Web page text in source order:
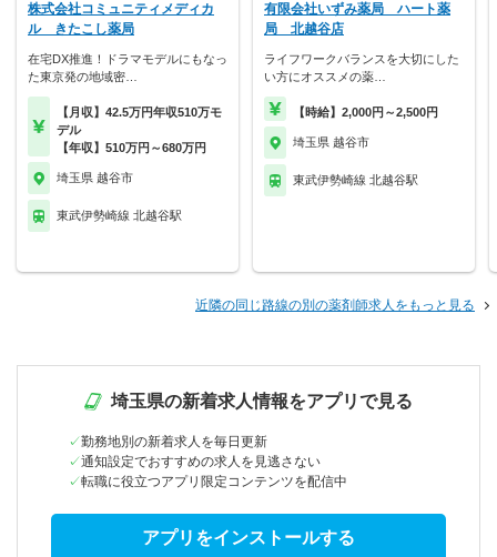
株式会社コミュニティメディカ
ル きたこし薬局
在宅DX推進！ドラマモデルにもなっ
た東京発の地域密…
【月収】42.5万円年収510万モ
デル
【年収】510万円～680万円
埼玉県 越谷市
東武伊勢崎線 北越谷駅
有限会社いずみ薬局 ハート薬
局 北越谷店
ライフワークバランスを大切にした
い方にオススメの薬…
【時給】2,000円～2,500円
埼玉県 越谷市
東武伊勢崎線 北越谷駅
近隣の同じ路線の別の薬剤師求人をもっと見る
埼玉県の新着求人情報をアプリで見る
勤務地別の新着求人を毎日更新
通知設定でおすすめの求人を見逃さない
転職に役立つアプリ限定コンテンツを配信中
アプリをインストールする